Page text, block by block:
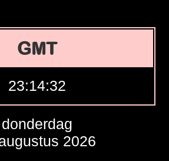
GMT
23:14:33
donderdag
2026